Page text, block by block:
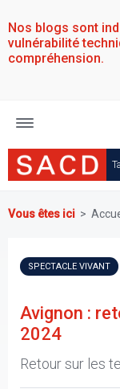
au
contenu
principal
Nos blogs sont
vulnérabilité
compréhension.
Vous êtes ici
SPECTACLE VIVANT
Avignon :
2024
Retour sur les